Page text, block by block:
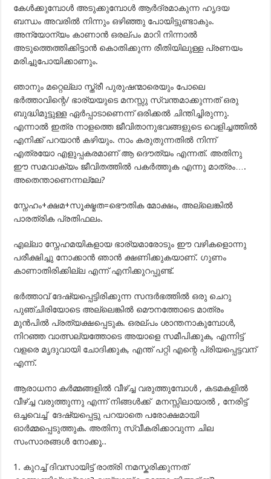
കേള്‍ക്കുമ്പോള്‍ അടുക്കുമ്പോള്‍ ആര്‍ദ്രമാകുന്ന ഹൃദയ
ബന്ധം അവരില്‍ നിന്നും ഒഴിഞ്ഞു പോയിട്ടുണ്ടാകും.
അന്യോന്യം കാണാന്‍ ഒരല്പം മാറി നിന്നാല്‍
അടുത്തെത്തിക്കിട്ടാന്‍ കൊതിക്കുന്ന രീതിയിലുള്ള പ്രണയം
മരിച്ചുപോയിക്കാണും.
ഞാനും മറ്റെല്ലാ സ്ത്രീ പുരുഷന്മാരെയും പോലെ
ഭര്‍ത്താവിന്റെ/ ഭാര്യയുടെ മനസ്സു സ്വന്തമാക്കുന്നത് ഒരു
ബുദ്ധിമുട്ടുള്ള ഏര്‍പ്പാടാണെന്ന് ഒരിക്കല്‍ ചിന്തിച്ചിരുന്നു.
എന്നാല്‍ ഇത്ര നാളത്തെ ജീവിതാനുഭവങ്ങളുടെ വെളിച്ചത്തില്‍
എനിക്ക് പറയാന്‍ കഴിയും. നാം കരുതുന്നതില്‍ നിന്ന്
എത്രയോ എളുപ്പകരമാണ് ആ ദൌത്യം എന്നത്. അതിനു
ഈ സമവാക്യം ജീവിതത്തില്‍ പകര്‍ത്തുക എന്നു മാത്രം….
അതെന്താണെന്നല്ലേ?
സ്നേഹം+ക്ഷമ+സൂക്ഷ്മത=ഭൌതിക മോക്ഷം, അല്ലെങ്കില്‍
പാരത്രിക പ്രതിഫലം.
എല്ലാ സ്നേഹമയികളായ ഭാര്യമാരോടും ഈ വഴികളൊന്നു
പരീക്ഷിച്ചു നോക്കാന്‍ ഞാന്‍ ക്ഷണിക്കുകയാണ്. ഗുണം
കാണാതിരിക്കില്ല എന്ന് എനിക്കുറപ്പുണ്ട്.
ഭര്‍ത്താവ് ദേഷ്യപ്പെട്ടിരിക്കുന്ന സന്ദര്‍ഭത്തില്‍ ഒരു ചെറു
പുഞ്ചിരിയോടെ അല്ലെങ്കില്‍ മൌനത്തോടെ മാത്രം
മുന്‍പില്‍ പ്രത്യക്ഷപ്പെടുക. ഒരല്പം ശാന്തനാകുമ്പോള്‍,
നിറഞ്ഞ വാത്സല്യത്തോടെ അയാളെ സമീപിക്കുക, എന്നിട്ട്
വളരെ മൃദുവായി ചോദിക്കുക, എന്ത് പറ്റി എന്റെ പ്രിയപ്പെട്ടവന്
എന്ന്.
ആരാധനാ കര്‍മ്മങ്ങളില്‍ വീഴ്ച്ച വരുത്തുമ്പോള്‍ , കടമകളില്‍
വീഴ്ച്ച വരുത്തുന്നു എന്ന് നിങ്ങള്‍ക്ക് മനസ്സിലായാല്‍ , നേരിട്ട്
ഒച്ചവെച്ച് ദേഷ്യപ്പെട്ടു പറയാതെ പരോക്ഷമായി
ഓര്‍മ്മപ്പെടുത്തുക. അതിനു സ്വീകരിക്കാവുന്ന ചില
സംസാരങ്ങള്‍ നോക്കൂ..
1. കുറച്ച് ദിവസായിട്ട് രാത്രി നമസ്കരിക്കുന്നത്